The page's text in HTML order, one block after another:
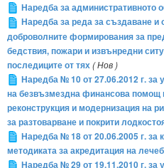
Наредба за административното
Наредба за реда за създаване и
доброволните формирования за
бедствия, пожари и извънредни
последиците от тях( Нов )
Наредба № 10 от 27.06.2012 г. за
на безвъзмездна финансова помощ
реконструкция и модернизация на
за разтоварване и покрити
Наредба № 18 от 20.06.2005 г. за
методиката за акредитация на
Наредба № 29 от 19.11.2010 г. за